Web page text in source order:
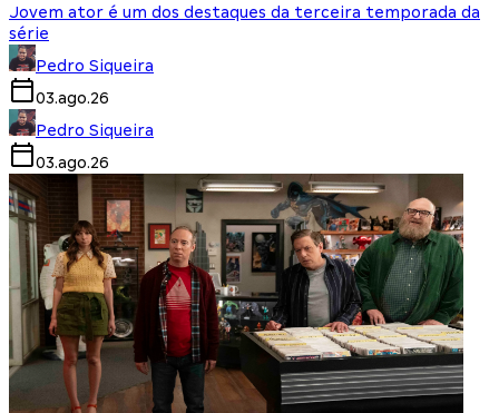
Jovem ator é um dos destaques da terceira temporada da
série
Pedro Siqueira
03.ago.26
Pedro Siqueira
03.ago.26